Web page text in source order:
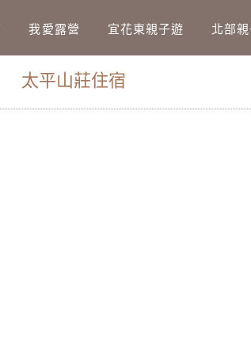
我愛露營 宜花東親子遊 北部
太平山莊住宿